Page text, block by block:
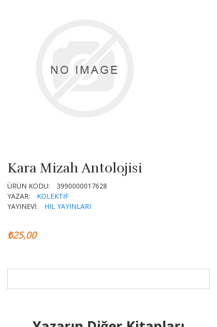
Kara Mizah Antolojisi
ÜRÜN KODU:
3990000017628
YAZAR:
KOLEKTIF
YAYINEVİ:
HIL YAYINLARI
₺25,00